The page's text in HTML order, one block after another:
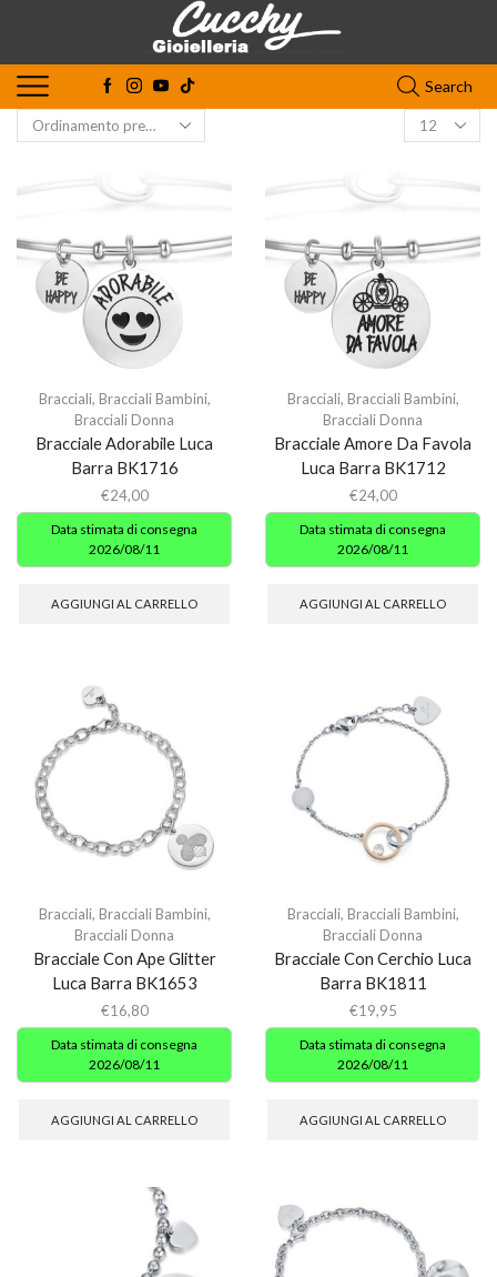
Search
Bracciali, Bracciali Bambini,
Bracciali Donna
Bracciale Adorabile Luca
Barra BK1716
€24,00
Data stimata di consegna
2026/08/11
AGGIUNGI AL CARRELLO
Bracciali, Bracciali Bambini,
Bracciali Donna
Bracciale Amore Da Favola
Luca Barra BK1712
€24,00
Data stimata di consegna
2026/08/11
AGGIUNGI AL CARRELLO
Bracciali, Bracciali Bambini,
Bracciali Donna
Bracciale Con Ape Glitter
Luca Barra BK1653
€16,80
Data stimata di consegna
2026/08/11
AGGIUNGI AL CARRELLO
Bracciali, Bracciali Bambini,
Bracciali Donna
Bracciale Con Cerchio Luca
Barra BK1811
€19,95
Data stimata di consegna
2026/08/11
AGGIUNGI AL CARRELLO